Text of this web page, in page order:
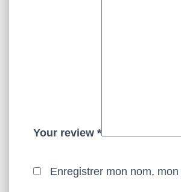
Your review *
Enregistrer mon nom,